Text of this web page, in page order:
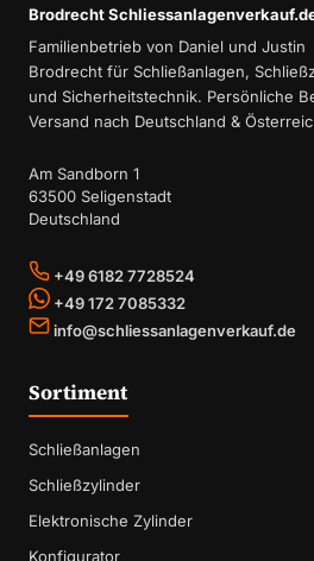
Brodrecht
Familienbetrieb von Daniel und Justin
Brodrecht für Schließanlagen,
und Sicherheitstechnik. Persönliche
Versand nach Deutschland &
Am Sandborn 1
63500 Seligenstadt
Deutschland
+49 6182 7728524
+49 172 7085332
info@schliessanlagenverkauf.de
Sortiment
Schließanlagen
Schließzylinder
Elektronische Zylinder
Konfigurator